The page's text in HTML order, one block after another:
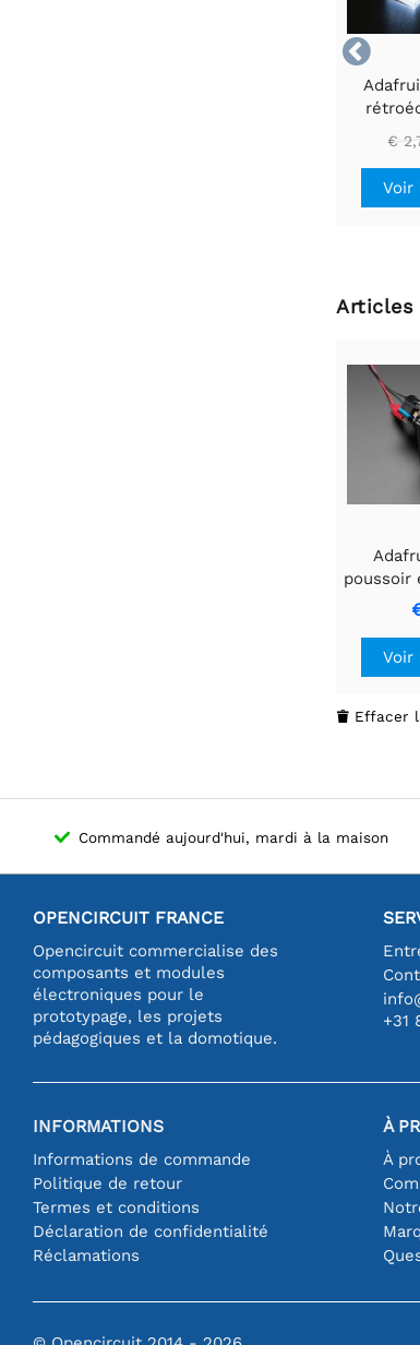

blanc -
€
Voir
Articles
poussoir
Voir
 Effacer
Commandé aujourd'hui, mardi à la maison
OPENCIRCUIT FRANCE
Opencircuit commercialise des
composants et modules
électroniques pour le
prototypage, les projets
pédagogiques et la domotique.
+31
INFORMATIONS
Informations de commande
Politique de retour
Termes et conditions
Déclaration de confidentialité
Réclamations
À
À